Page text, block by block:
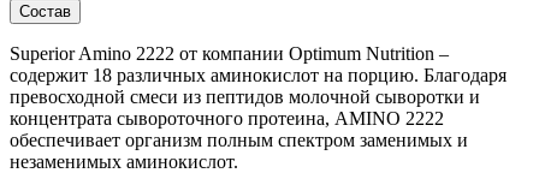
Состав
Superior Amino 2222 от компании Optimum Nutrition –
содержит 18 различных аминокислот на порцию. Благодаря
превосходной смеси из пептидов молочной сыворотки и
концентрата сывороточного протеина, AMINO 2222
обеспечивает организм полным спектром заменимых и
незаменимых аминокислот.